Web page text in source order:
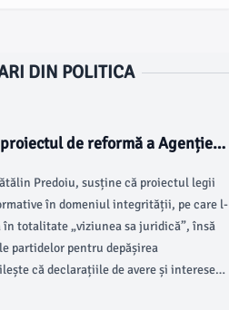
DIN POLITICA
de reformă a Agenției
Predoiu, susține că proiectul legii
în domeniul integrității, pe care l-
totalitate „viziunea sa juridică”, însă
partidelor pentru depășirea
că declarațiile de avere și interese